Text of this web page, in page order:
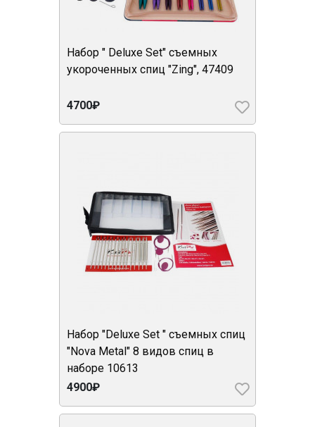
Набор " Deluxe Set" съемных
укороченных спиц "Zing", 47409
4700₽
Набор "Deluxe Set " съемных спиц
"Nova Metal" 8 видов спиц в
наборе 10613
4900₽